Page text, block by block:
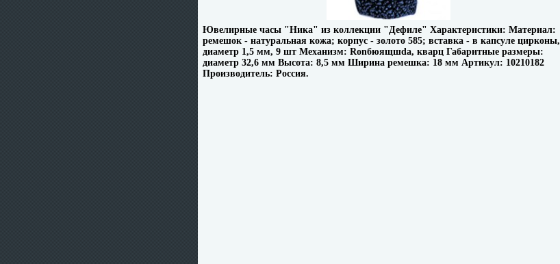
Ювелирные часы "Ника" из коллекции "Дефиле" Характеристики: Материал:
ремешок - натуральная кожа; корпус - золото 585; вставка - в капсуле цирконы,
диаметр 1,5 мм, 9 шт Механизм: Ronбюящшda, кварц Габаритные размеры:
диаметр 32,6 мм Высота: 8,5 мм Ширина ремешка: 18 мм Артикул: 10210182
Производитель: Россия.